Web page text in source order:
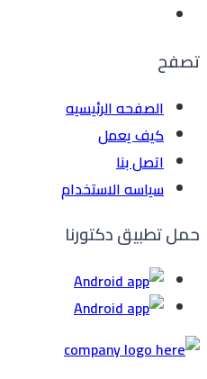
تصفح
الصفحه الرئيسيه
كيف يعمل
اتصل بنا
سياسه الاستخدام
حمل تطبيق دكتورنا